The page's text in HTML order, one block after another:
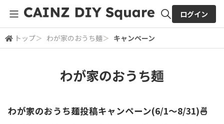
全体検索
ログイン
トップ＞ わが家のおうち麺＞ キャンペーン
わが家のおうち麺
わが家のおうち麺投稿キャンペーン(6/1～8/31)🍜